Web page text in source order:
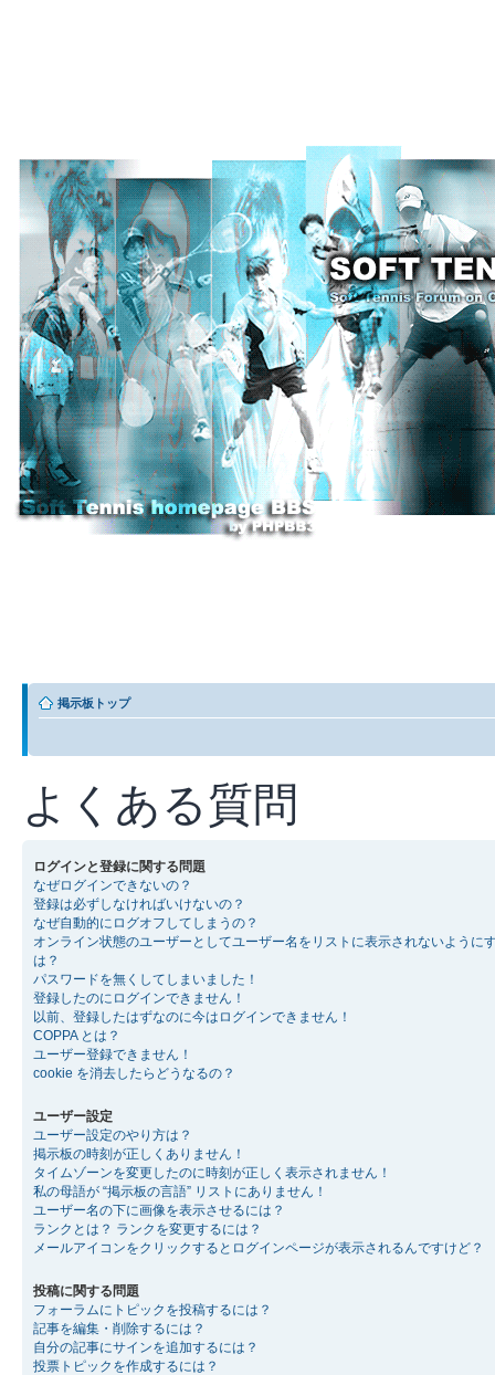
掲示板トップ
よくある質問
ログインと登録に関する問題
なぜログインできないの？
登録は必ずしなければいけないの？
なぜ自動的にログオフしてしまうの？
オンライン状態のユーザーとしてユーザー名をリストに表示されないように
は？
パスワードを無くしてしまいました！
登録したのにログインできません！
以前、登録したはずなのに今はログインできません！
COPPA とは？
ユーザー登録できません！
cookie を消去したらどうなるの？
ユーザー設定
ユーザー設定のやり方は？
掲示板の時刻が正しくありません！
タイムゾーンを変更したのに時刻が正しく表示されません！
私の母語が “掲示板の言語” リストにありません！
ユーザー名の下に画像を表示させるには？
ランクとは？ ランクを変更するには？
メールアイコンをクリックするとログインページが表示されるんですけど？
投稿に関する問題
フォーラムにトピックを投稿するには？
記事を編集・削除するには？
自分の記事にサインを追加するには？
投票トピックを作成するには？